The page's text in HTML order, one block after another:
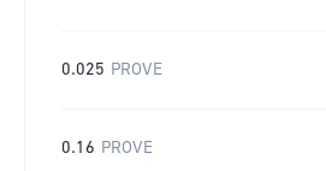
0.025 PROVE
0.16 PROVE